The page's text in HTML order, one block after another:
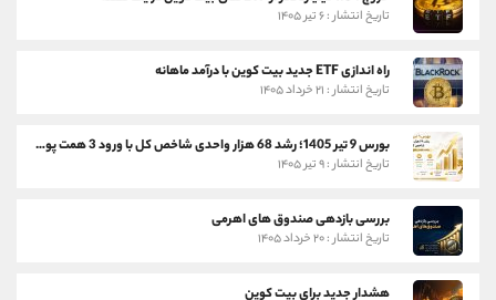
تاریخ انتشار : ۶ تیر ۱۴۰۵
راه اندازی ETF جدید بیت کوین با درآمد ماهانه
تاریخ انتشار : ۲۱ خرداد ۱۴۰۵
بورس 9 تیر 1405؛ رشد 68 هزار واحدی شاخص کل با ورود 3 همت پول حقیقی
تاریخ انتشار : ۹ تیر ۱۴۰۵
بررسی بازدهی صندوق های اهرمی
تاریخ انتشار : ۲۰ خرداد ۱۴۰۵
هشدار جدید برای بیت کوین